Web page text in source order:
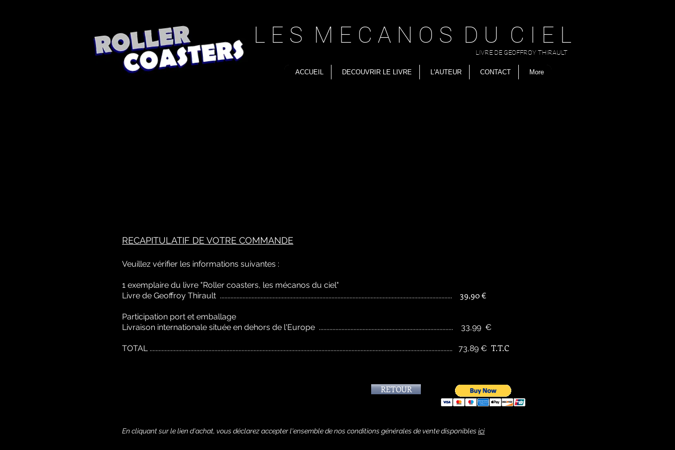
L E S M E C A N O S D U C I E L
LIVRE DE GEOFFROY THIRAULT
ACCUEIL DECOUVRIR LE LIVRE L'AUTEUR CONTACT More
RECAPITULATIF DE VOTRE COMMANDE
Veuillez vérifier les informations suivantes :
1 exemplaire du livre "Roller coasters, les mécanos du ciel"
Livre de Geoffroy Thirault .......................................................................................................................................................... 39,90 €
Participation port et emballage
Livraison internationale située en dehors de l'Europe ......................................................................................... 33,99 €
TOTAL ......................................................................................................................................................................................................... 73,89 € T.T.C
RETOUR
En cliquant sur le lien d'achat, vous déclarez accepter l'ensemble de nos conditions générales de vente disponiblesici